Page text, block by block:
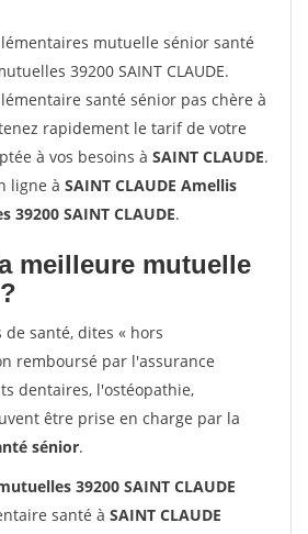
mutuelle sénior santé
39200 SAINT CLAUDE.
santé sénior pas chère à
rapidement le tarif de votre
à vos besoins à SAINT CLAUDE.
ligne à SAINT CLAUDE Amellis
SAINT CLAUDE.
meilleure mutuelle
santé, dites « hors
remboursé par l'assurance
dentaires, l'ostéopathie,
être prise en charge par la
sénior.
39200 SAINT CLAUDE
santé à SAINT CLAUDE